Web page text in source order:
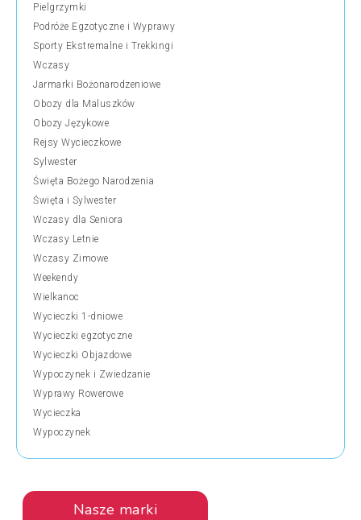
Pielgrzymki
Podróże Egzotyczne i Wyprawy
Sporty Ekstremalne i Trekkingi
Wczasy
Jarmarki Bożonarodzeniowe
Obozy dla Maluszków
Obozy Językowe
Rejsy Wycieczkowe
Sylwester
Święta Bożego Narodzenia
Święta i Sylwester
Wczasy dla Seniora
Wczasy Letnie
Wczasy Zimowe
Weekendy
Wielkanoc
Wycieczki 1-dniowe
Wycieczki egzotyczne
Wycieczki Objazdowe
Wypoczynek i Zwiedzanie
Wyprawy Rowerowe
Wycieczka
Wypoczynek
Nasze marki